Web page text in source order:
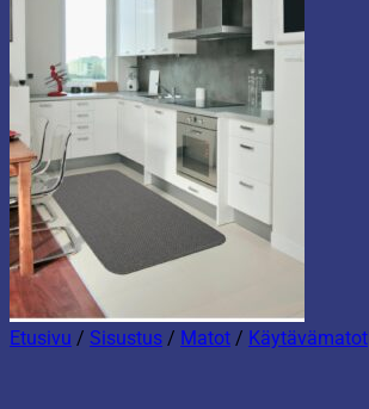
Etusivu / Sisustus / Matot / Käytävämatot